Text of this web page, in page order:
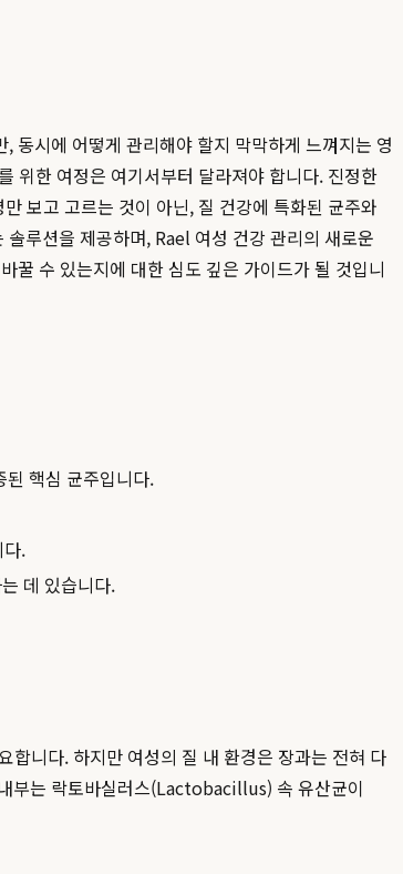
동시에 어떻게 관리해야 할지 막막하게 느껴지는 영
위한 여정은 여기서부터 달라져야 합니다. 진정한
보고 고르는 것이 아닌, 질 건강에 특화된 균주와
루션을 제공하며, Rael 여성 건강 관리의 새로운
꿀 수 있는지에 대한 심도 깊은 가이드가 될 것입니
핵심 균주입니다.
.
데 있습니다.
니다. 하지만 여성의 질 내 환경은 장과는 전혀 다
부는 락토바실러스(Lactobacillus) 속 유산균이